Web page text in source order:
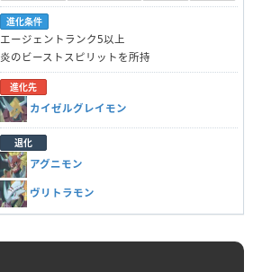
進化条件
エージェントランク5以上
炎のビーストスピリットを所持
進化先
カイゼルグレイモン
退化
アグニモン
ヴリトラモン